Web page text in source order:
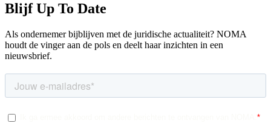
Blijf Up To Date
Als ondernemer bijblijven met de juridische actualiteit? NOMA
houdt de vinger aan de pols en deelt haar inzichten in een
nieuwsbrief.